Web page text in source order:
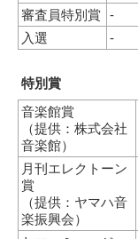
審査員特別賞 -
入選
-
特別賞
音楽館賞
（提供：株式会社
音楽館）
月刊エレクトーン
賞
（提供：ヤマハ音
楽振興会）